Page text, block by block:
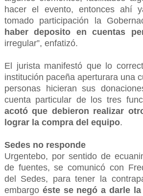
hacer el evento, entonces ahí
tomado participación la
haber deposito en cuentas
irregular”, enfatizó.
El jurista manifestó que lo
institución paceña aperturara una
personas hicieran sus
cuenta particular de los tres
acotó que debieron realizar
lograr la compra del equipo.
Sedes no responde
Urgentebo, por sentido de
de fuentes, se comunicó con
del Sedes, para tener la
embargo éste se negó a darle